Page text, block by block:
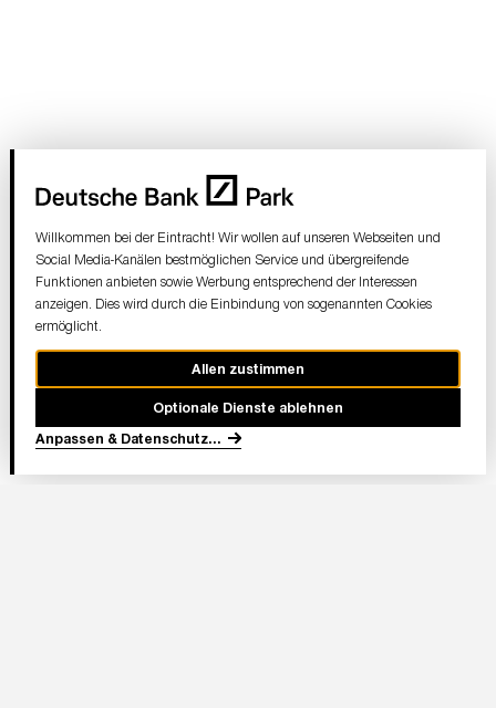
Willkommen bei der Eintracht! Wir wollen auf unseren Webseiten und
Social Media-Kanälen bestmöglichen Service und übergreifende
Funktionen anbieten sowie Werbung entsprechend der Interessen
anzeigen. Dies wird durch die Einbindung von sogenannten Cookies
ermöglicht.
Allen zustimmen
Optionale Dienste ablehnen
Anpassen & Datenschutz...